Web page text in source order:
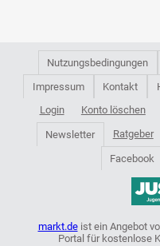
Nutzungsbedingungen
Impressum
Kontakt
Login
Konto löschen
Newsletter Ratgeber
Facebook
markt.deist ein Angebot
Portal für kostenlose